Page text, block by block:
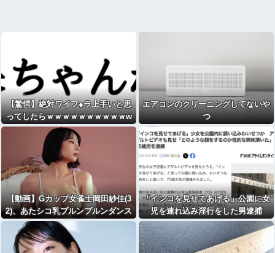
【驚愕】絶対ワイフ●ラ上手いと思
ってしたらｗｗｗｗｗｗｗｗｗｗw
www
エアコンのクリーニングしてないや
つ
【動画】Gカップ女雀士岡田紗佳(3
2)、あたシコ乳プルンプルンダンス
「インコを見せてあげる」公園に女
児を連れ込み淫行をした男逮捕